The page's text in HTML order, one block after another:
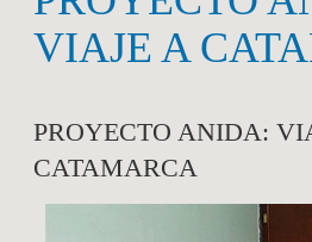
VIAJE A
PROYECTO ANIDA:
CATAMARCA